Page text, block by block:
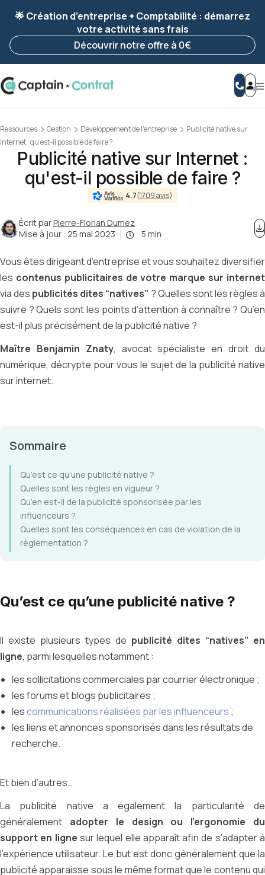
enregistrée 🚀
Reprendre ma démarche
🌟 Création d’entreprise + Comptabilité : démarrez
votre activité sans frais
Découvrir notre offre à 0€
Ressources Gestion Développement de l'entreprise
Publicité native sur
Internet : qu'est-il possible de faire ?
Publicité native sur Internet :
qu'est-il possible de faire ?
4.7(1709 avis)
Écrit parPierre-Florian Dumez
Mise à jour : 25 mai 2023 5 min
Vous êtes dirigeant d’entreprise et vous souhaitez diversifier
les contenus publicitaires de votre marque sur internet
via des publicités dites “natives” ? Quelles sont les règles à
suivre ? Quels sont les points d’attention à connaître ? Qu’en
est-il plus précisément de la publicité native ?
Maître Benjamin Znaty, avocat spécialiste en droit du
numérique, décrypte pour vous le sujet de la publicité native
sur internet.
Sommaire
Qu’est ce qu’une publicité native ?
Quelles sont les règles en vigueur ?
Qu’en est-il de la publicité sponsorisée par les
influenceurs ?
Quelles sont les conséquences en cas de violation de la
réglementation ?
Qu’est ce qu’une publicité native ?
Il existe plusieurs types de publicité dites “natives” en
ligne, parmi lesquelles notamment :
les sollicitations commerciales par courrier électronique ;
les forums et blogs publicitaires ;
lescommunications réalisées par les influenceurs ;
les liens et annonces sponsorisés dans les résultats de
recherche.
Et bien d’autres…
La publicité native a également la particularité de
généralement adopter le design ou l’ergonomie du
support en ligne sur lequel elle apparaît afin de s’adapter à
l’expérience utilisateur. Le but est donc généralement que la
publicité apparaisse sous le même format que le contenu qui